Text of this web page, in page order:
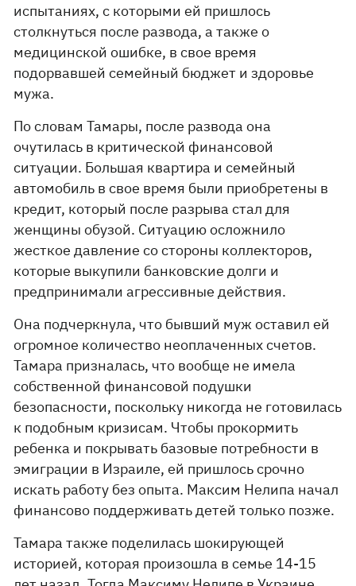
испытаниях, с которыми ей пришлось
столкнуться после развода, а также о
медицинской ошибке, в свое время
подорвавшей семейный бюджет и здоровье
мужа.
По словам Тамары, после развода она
очутилась в критической финансовой
ситуации. Большая квартира и семейный
автомобиль в свое время были приобретены в
кредит, который после разрыва стал для
женщины обузой. Ситуацию осложнило
жесткое давление со стороны коллекторов,
которые выкупили банковские долги и
предпринимали агрессивные действия.
Она подчеркнула, что бывший муж оставил ей
огромное количество неоплаченных счетов.
Тамара призналась, что вообще не имела
собственной финансовой подушки
безопасности, поскольку никогда не готовилась
к подобным кризисам. Чтобы прокормить
ребенка и покрывать базовые потребности в
эмиграции в Израиле, ей пришлось срочно
искать работу без опыта. Максим Нелипа начал
финансово поддерживать детей только позже.
Тамара также поделилась шокирующей
историей, которая произошла в семье 14-15